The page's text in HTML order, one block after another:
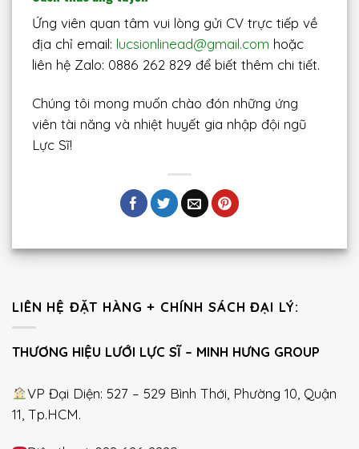
Ứng viên quan tâm vui lòng gửi CV trực tiếp về
địa chỉ email: lucsionlinead@gmail.com hoặc
liên hệ Zalo: 0886 262 829 để biết thêm chi tiết.
Chúng tôi mong muốn chào đón những ứng
viên tài năng và nhiệt huyết gia nhập đội ngũ
Lực Sĩ!
LIÊN HỆ ĐẶT HÀNG + CHÍNH SÁCH ĐẠI LÝ:
THƯƠNG HIỆU LƯỚI LỰC SĨ – MINH HƯNG GROUP
VP Đại Diện: 527 – 529 Bình Thới, Phường 10, Quận
11, Tp.HCM.